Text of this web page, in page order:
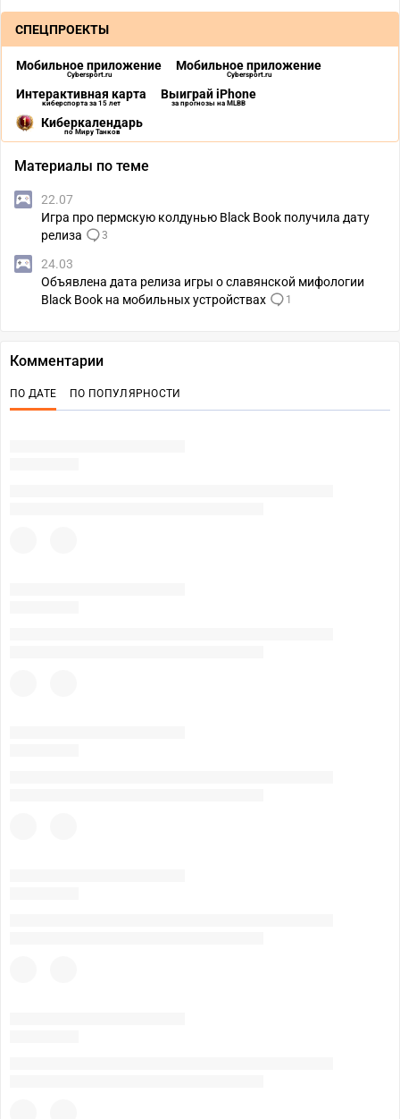
СПЕЦПРОЕКТЫ
Мобильное приложение
Cybersport.ru
Мобильное приложение
Cybersport.ru
Интерактивная карта
киберспорта за 15 лет
Выиграй iPhone
за прогнозы на MLBB
Киберкалендарь
по Миру Танков
Материалы по теме
22.07
Игра про пермскую колдунью Black Book получила дату
релиза
3
24.03
Объявлена дата релиза игры о славянской мифологии
Black Book на мобильных устройствах
1
Комментарии
ПО ДАТЕ ПО ПОПУЛЯРНОСТИ